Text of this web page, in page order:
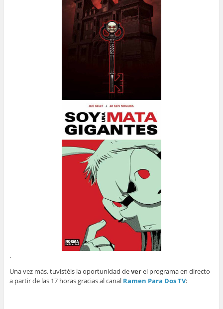
.
Una vez más, tuvistéis la oportunidad deverel programa en directo
a partir de las 17 horas gracias al canal Ramen Para Dos TV: